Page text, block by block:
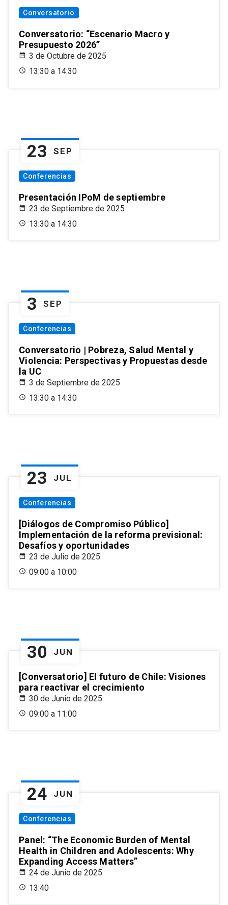
Conversatorio
Conversatorio: “Escenario Macro y
Presupuesto 2026”
3 de Octubre de 2025
13:30 a 14:30
23 SEP
Conferencias
Presentación IPoM de septiembre
23 de Septiembre de 2025
13:30 a 14:30
3 SEP
Conferencias
Conversatorio | Pobreza, Salud Mental y
Violencia: Perspectivas y Propuestas desde
la UC
3 de Septiembre de 2025
13:30 a 14:30
23 JUL
Conferencias
[Diálogos de Compromiso Público]
Implementación de la reforma previsional:
Desafíos y oportunidades
23 de Julio de 2025
09:00 a 10:00
30 JUN
[Conversatorio] El futuro de Chile: Visiones
para reactivar el crecimiento
30 de Junio de 2025
09:00 a 11:00
24 JUN
Conferencias
Panel: “The Economic Burden of Mental
Health in Children and Adolescents: Why
Expanding Access Matters”
24 de Junio de 2025
13:40